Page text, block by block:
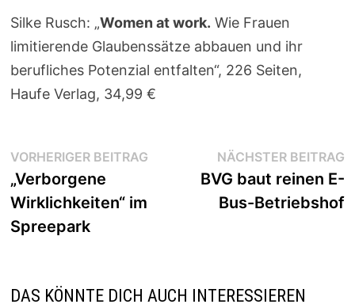
Silke Rusch: „Women at work. Wie Frauen
limitierende Glaubenssätze abbauen und ihr
berufliches Potenzial entfalten“, 226 Seiten,
Haufe Verlag, 34,99 €
Beitragsnavigation
VORHERIGER BEITRAGVorheriger
„Verborgene
Wirklichkeiten“ im
Spreepark
NÄCHSTER BEITRAG
BVG baut reinen E-
Bus-Betriebshof
DAS KÖNNTE DICH AUCH INTERESSIEREN